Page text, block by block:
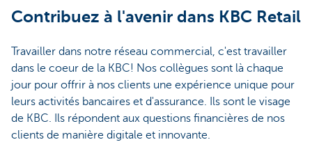
Contribuez à l'avenir dans KBC Retail
Travailler dans notre réseau commercial, c'est travailler
dans le coeur de la KBC! Nos collègues sont là chaque
jour pour offrir à nos clients une expérience unique pour
leurs activités bancaires et d'assurance. Ils sont le visage
de KBC. Ils répondent aux questions financières de nos
clients de manière digitale et innovante.